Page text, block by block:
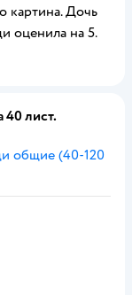
картина. Дочь
оценила на 5.
40 лист.
общие (40-120